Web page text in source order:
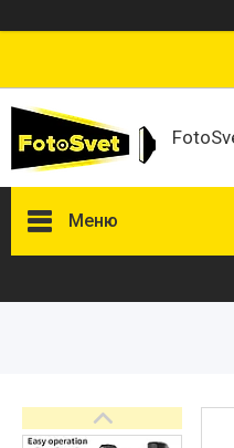
Меню
Студійні парасольки